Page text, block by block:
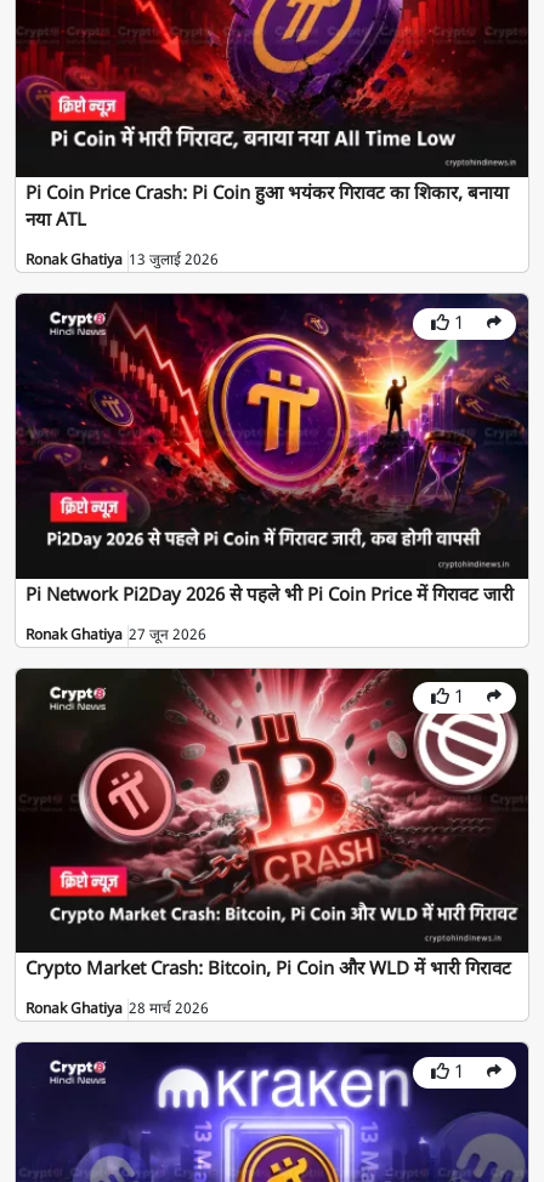
Pi Coin Price Crash: Pi Coin हुआ भयंकर गिरावट का शिकार, बनाया
नया ATL
Ronak Ghatiya 13 जुलाई 2026
1
Pi Network Pi2Day 2026 से पहले भी Pi Coin Price में गिरावट जारी
Ronak Ghatiya 27 जून 2026
1
Crypto Market Crash: Bitcoin, Pi Coin और WLD में भारी गिरावट
Ronak Ghatiya 28 मार्च 2026
1